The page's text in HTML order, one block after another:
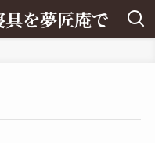
を夢匠庵で